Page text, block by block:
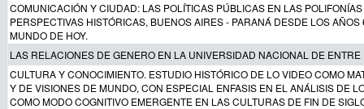
COMUNICACIÓN Y CIUDAD: LAS POLÍTICAS PÚBLICAS EN LAS
PERSPECTIVAS HISTÓRICAS, BUENOS AIRES - PARANÁ DESDE LOS AÑOS
MUNDO DE HOY.
LAS RELACIONES DE GENERO EN LA UNIVERSIDAD NACIONAL DE ENTRE
CULTURA Y CONOCIMIENTO. ESTUDIO HISTÓRICO DE LO VIDEO COMO
Y DE VISIONES DE MUNDO, CON ESPECIAL ENFASIS EN EL ANÁLISIS DE
COMO MODO COGNITIVO EMERGENTE EN LAS CULTURAS DE FIN DE